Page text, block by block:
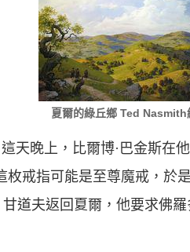
夏爾的綠丘鄉 Ted Nasmith
天晚上，比爾博·巴金斯在
枚戒指可能是至尊魔戒，於
道夫返回夏爾，他要求佛